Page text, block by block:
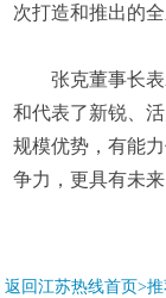
次打造和推出的
张克董事长
和代表了新锐、
规模优势，有能
争力，更具有未
返回江苏热线首页>